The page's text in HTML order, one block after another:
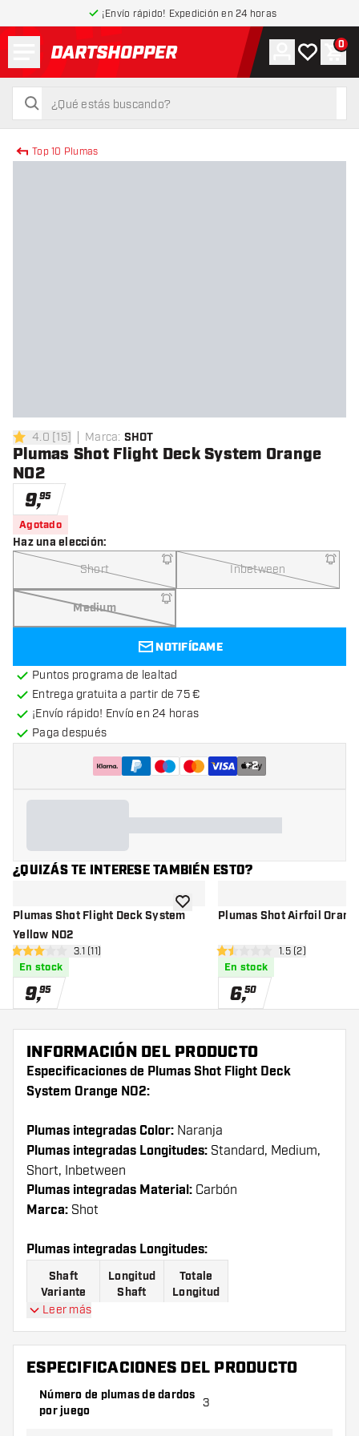
¡Envío rápido! Expedición en 24 horas
volver a la página de inicio
buscar
buscar
Cuenta
Mi lista de
0
Top 10 Plumas
4 estrellas de puntuación
4.0 [15] Marca: SHOT
Plumas Shot Flight Deck System Orange
NO2
9,95
Agotado
Haz una elección:
Short Inbetween
Medium
NOTIFÍCAME
Puntos programa de lealtad
Entrega gratuita a partir de 75 €
¡Envío rápido! Envío en 24 horas
Paga después
+2
¿QUIZÁS TE INTERESE TAMBIÉN ESTO?
Plumas Shot Flight Deck System
Yellow NO2
abrir panel de reseñas
3.1 estrellas de puntuación
3.1 (11)
En stock
9,95
añadir a la lista de deseos
Plumas Shot Airfoil
abrir panel de
1.5 estrellas de puntuación
1.5 (2)
En stock
6,50
INFORMACIÓN DEL PRODUCTO
Especificaciones de Plumas Shot Flight Deck
System Orange NO2:
Plumas integradas Color: Naranja
Plumas integradas Longitudes: Standard, Medium,
Short, Inbetween
Plumas integradas Material: Carbón
Marca: Shot
Plumas integradas Longitudes:
Shaft
Variante
Longitud
Shaft
Totale
Longitud
Medium 31.2 mm 73.2 mm
Leer más
ESPECIFICACIONES DEL PRODUCTO
Número de plumas de dardos
por juego
3